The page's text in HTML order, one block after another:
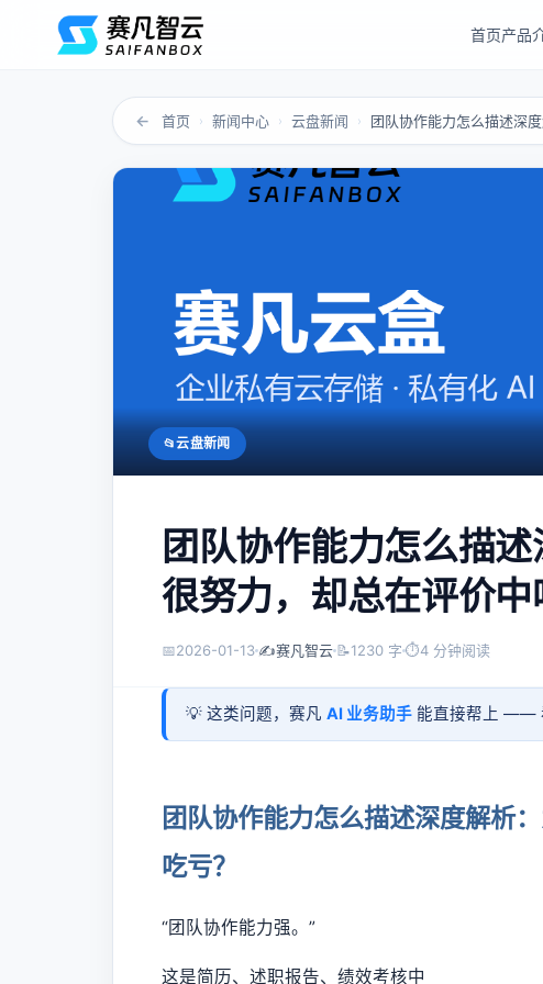
首页产品
← 首页 › 新闻中心 › 云盘新闻 ›
云盘新闻
团队协作能力怎么描
很努力，却总在评价中
📅2026-01-13 ✍️赛凡智云 📝1230 字 ⏱4 分钟阅读
💡 这类问题，赛凡 AI 业务助手 能直接帮上 ——
团队协作能力怎么描述深度解析
吃亏？
“团队协作能力强。”
这是简历、述职报告、绩效考核中